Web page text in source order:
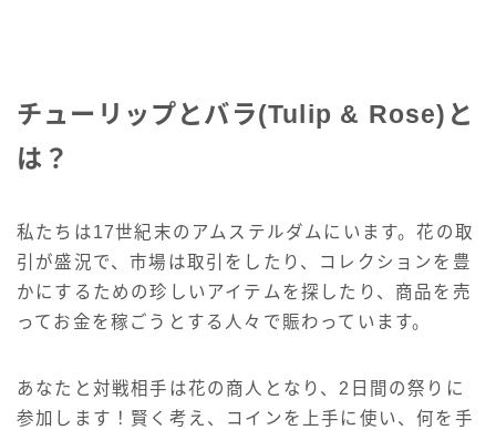
チューリップとバラ(Tulip & Rose)と
は？
私たちは17世紀末のアムステルダムにいます。花の取
引が盛況で、市場は取引をしたり、コレクションを豊
かにするための珍しいアイテムを探したり、商品を売
ってお金を稼ごうとする人々で賑わっています。
あなたと対戦相手は花の商人となり、2日間の祭りに
参加します！賢く考え、コインを上手に使い、何を手